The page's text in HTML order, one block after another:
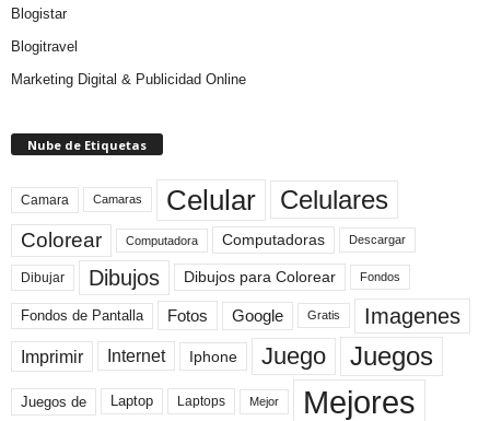
Blogistar
Blogitravel
Marketing Digital & Publicidad Online
Nube de Etiquetas
Camara Camaras Celular Celulares
Colorear Computadora Computadoras Descargar
Dibujar Dibujos Dibujos para Colorear Fondos
Fondos de Pantalla Fotos Google Gratis Imagenes
Imprimir Internet Iphone Juego Juegos
Juegos de Laptop Laptops Mejor Mejores